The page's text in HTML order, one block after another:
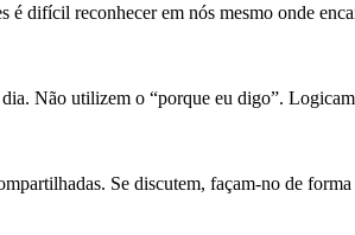
difícil reconhecer em nós mesmo onde
Não utilizem o “porque eu digo”.
Se discutem, façam-no de